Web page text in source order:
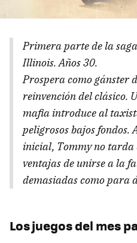
Primera parte de la
Illinois. Años 30.
Prospera como gánster
reinvención del clásico.
mafia introduce al
peligrosos bajos fondos.
inicial, Tommy no tarda
ventajas de unirse a la
demasiadas como para
Los juegos del mes